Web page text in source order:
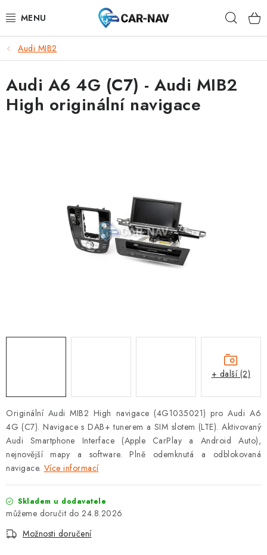
na
AUDI
BMW
FORD
MERCEDES-BENZ
ŠKODA
TOYOTA
VW
Cookies a podmínky používání stránek
Podmínky ochrany osobních údajů
Audi MIB2
Originální Audi MIB2 High navigace (4G1035021) pro Audi A6
4G (C7). Navigace s DAB+ tunerem a SIM slotem (LTE). Aktivovaný
Audi Smartphone Interface (Apple CarPlay a Android Auto),
nejnovější mapy a software. Plně odemknutá a odblokovaná
navigace. Více informací
Skladem u dodavatele
24.8.2026
Možnosti doručení
Audi A6 4G (C7) - Audi MIB2
High originální navigace
+ další (2)